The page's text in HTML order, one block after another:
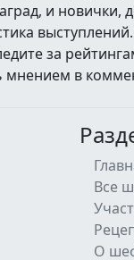
и новички,
за
мнением в
Все
О